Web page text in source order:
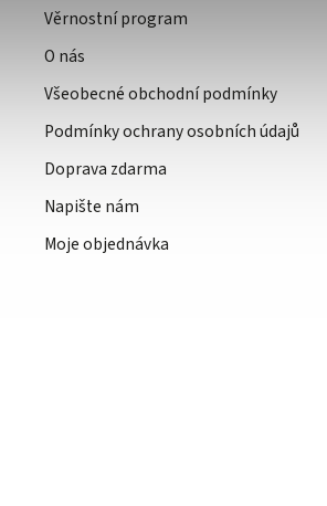
Věrnostní program
O nás
Všeobecné obchodní podmínky
Podmínky ochrany osobních údajů
Doprava zdarma
Napište nám
Moje objednávka